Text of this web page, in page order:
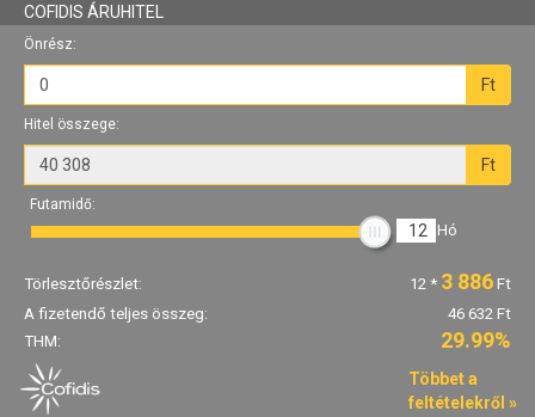
COFIDIS ÁRUHITEL
Önrész:
Ft
Hitel összege:
Ft
Futamidő:
12 Hó
Törlesztőrészlet: 12 * 3 886 Ft
A fizetendő teljes összeg:
46 632 Ft
THM:
29.99%
Többet a
feltételekről »